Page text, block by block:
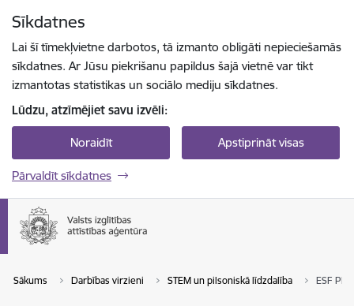
Sīkdatnes
Lai šī tīmekļvietne darbotos, tā izmanto obligāti nepieciešamās
sīkdatnes. Ar Jūsu piekrišanu papildus šajā vietnē var tikt
izmantotas statistikas un sociālo mediju sīkdatnes.
Lūdzu, atzīmējiet savu izvēli:
Noraidīt Apstiprināt visas
Pārvaldīt sīkdatnes
Sākums Darbības virzieni STEM un pilsoniskā līdzdalība ESF